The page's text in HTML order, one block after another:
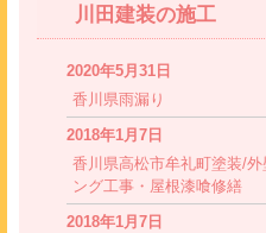
川田建装の施工
2020年5月31日
香川県雨漏り
2018年1月7日
香川県高松市牟礼町塗装/
ング工事・屋根漆喰修繕
2018年1月7日